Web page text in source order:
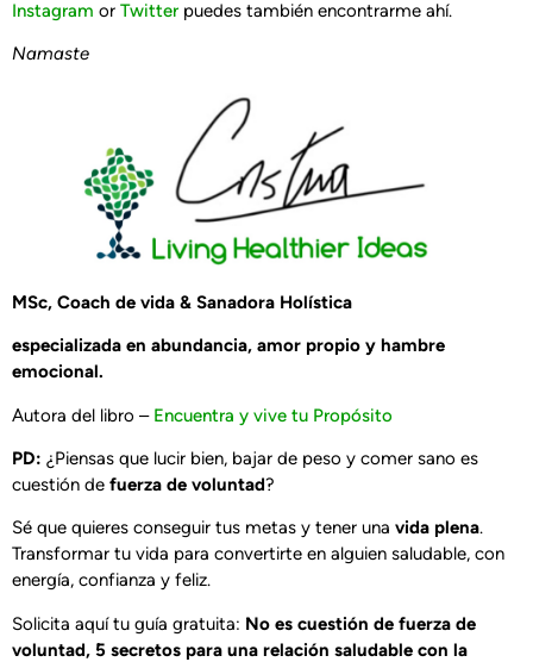
Instagram or Twitter puedes también encontrarme ahí.
Namaste
MSc, Coach de vida & Sanadora Holística
especializada en abundancia, amor propio y hambre
emocional.
Autora del libro – Encuentra y vive tu Propósito
PD: ¿Piensas que lucir bien, bajar de peso y comer sano es
cuestión de fuerza de voluntad?
Sé que quieres conseguir tus metas y tener una vida plena.
Transformar tu vida para convertirte en alguien saludable, con
energía, confianza y feliz.
Solicita aquí tu guía gratuita: No es cuestión de fuerza de
voluntad, 5 secretos para una relación saludable con la